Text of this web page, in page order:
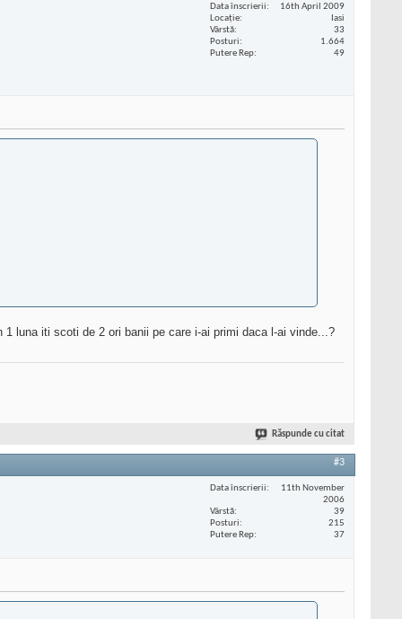
Data înscrierii
16th April 2009
Locaţie
Iasi
Vârstă
33
Posturi
1.664
Putere Rep
49
luna iti scoti de 2 ori banii pe care i-ai primi daca l-ai vinde...?
Răspunde cu citat
#3
Data înscrierii
11th November
2006
Vârstă
39
Posturi
215
Putere Rep
37